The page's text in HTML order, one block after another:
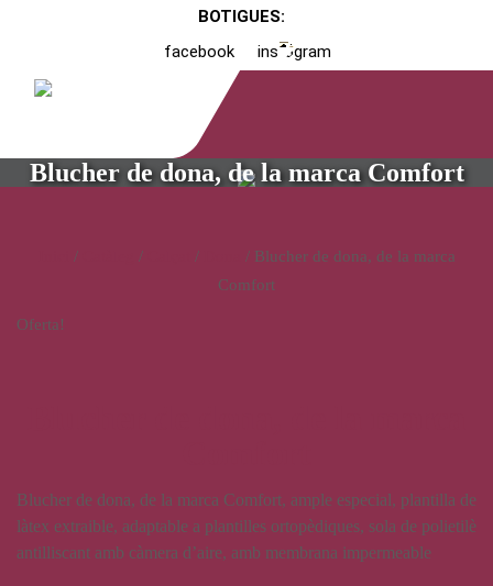
BOTIGUES:
facebook
instagram
Blucher de dona, de la marca Comfort
/ / /
/ Blucher de dona, de la marca
Comfort
Oferta!
Blucher de dona, de la marca Comfort, ample especial, plantilla de
làtex extraible, adaptable a plantilles ortopèdiques, sola de polietilè
antilliscant amb càmera d’aire, amb membrana impermeable